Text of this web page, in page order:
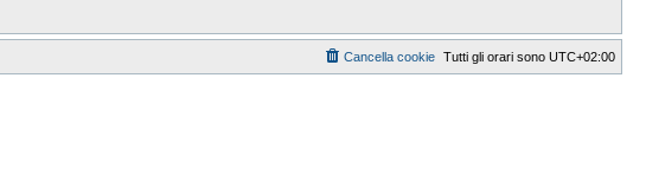
Tutti gli orari sono UTC+02:00
Cancella cookie